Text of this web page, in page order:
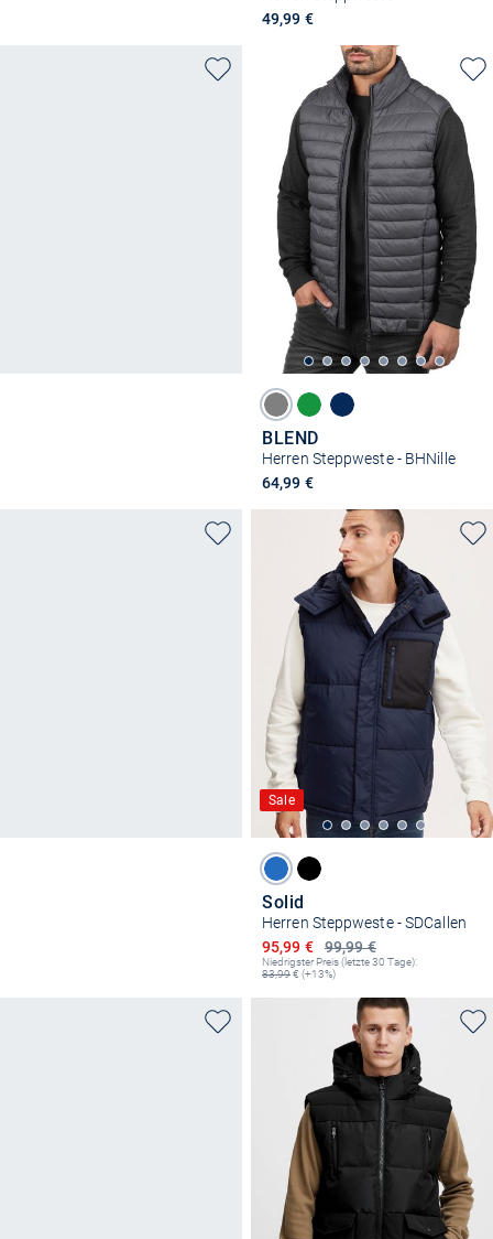
49,99 €
BLEND
Herren Steppweste - BHNille
64,99 €
Sale
Solid
Herren Steppweste - SDCallen
99,99 €
Ermäßigter Preis
95,99 €
Niedrigster Preis (letzte 30 Tage):
83,99€ (+13%)